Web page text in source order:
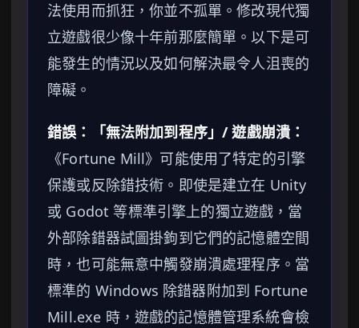
法使用而抓狂，你並不孤單。修改現代獨
立遊戲很少像十年前那麼簡單。以下是可
能發生的情況以及如何解決最令人沮喪的
障礙。
錯誤：「無法附加到程序」/ 遊戲崩潰：
《Fortune Mill》可能使用了特定的引擎
保護或反除錯技術。即使是建立在 Unity
或 Godot 等標準引擎上的獨立遊戲，當
外部除錯器試圖掛鉤到它們的記憶體空間
時，也可能無意中觸發崩潰處理程序。當
標準的 Windows 除錯器附加到 Fortune
Mill.exe 時，遊戲的記憶體管理系統會檢